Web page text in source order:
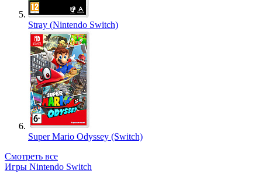
Stray (Nintendo Switch)
Super Mario Odyssey (Switch)
Смотреть все
Игры Nintendo Switch